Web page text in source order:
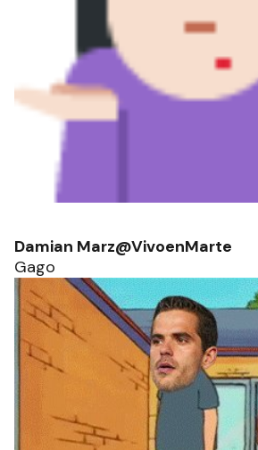
Damian Marz@VivoenMarte
Gago